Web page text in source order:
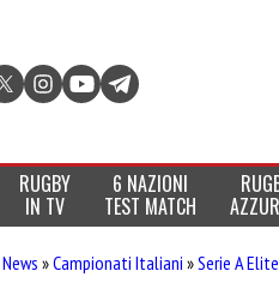
RUGBY
IN TV
6 NAZIONI
TEST MATCH
News »Campionati Italiani »Serie A Elite